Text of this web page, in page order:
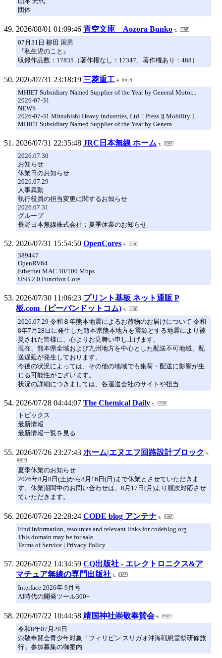
団体
2026/08/01 01:09:46 青空文庫 Aozora Bunko
07月31日 柳田 国男
『私生児のこと』
収録作品数：17835（著作権なし：17347、著作権あり：488）
2026/07/31 23:18:19 三菱重工
MHIET Subsidiary Named Supplier of the Year by General Motor...
2026-07-31
NEWS
2026-07-31 Mitsubishi Heavy Industries, Ltd. [ Press ][ Mobility ]
MHIET Subsidiary Named Supplier of the Year by Genera
2026/07/31 22:35:48 JRC日本無線 ホーム
2026.07.30
お知らせ
休業日のお知らせ
2026.07.29
人事異動
執行役員の担当変更に関するお知らせ
2026.07.31
グループ
長野日本無線株式会社：夏季休業のお知らせ
2026/07/31 15:54:50 OpenCores
389447
OpenRV64
Ethernet MAC 10/100 Mbps
USB 2.0 Function Core
2026/07/30 11:06:23 プリント基板 ネット通販 P
板.com（ピーバンドットコム)
2026.07.29 令和８年熊本地震によるお荷物のお届けについて 令和
8年7月28日に発生した熊本県熊本地方を震源とする地震により被
災された皆様に、心よりお見舞い申し上げます。
現在、熊本県全域および九州地方を中心とした配送不可地域、配
送遅延が発生しております。
今後の状況によっては、その他の地域でも集荷・配送に影響が生
じる可能性がございます。
状況の詳細につきましては、各運送会社のサイトや担当
2026/07/28 04:44:07 The Chemical Daily
トピックス
最新情報
最新情報一覧を見る
2026/07/26 23:27:43 ホーム|エヌエフ回路設計ブロック
夏季休業のお知らせ
2026年8月8日(土)から8月16日(日)まで休業とさせていただきま
す。休業期間中のお問い合わせは、8月17日(月)より順次対応させ
ていただきます。
2026/07/26 22:28:24 CODE blog アンテナ
Find information, resources and relevant links for codeblog.org.
This domain may be for sale.
Terms of Service | Privacy Policy
2026/07/22 14:34:59 CQ出版社 - エレクトロニクス&ア
マチュア無線の専門出版社
Interface 2026年 9月号
AI時代の開発ツール300+
2026/07/22 10:44:58 靖国神社崇敬奉賛会
令和8年07月20日
崇敬奉賛会青少年対象「フィリピン スリガオ沖海戦慰霊祭研修旅
行」参加募集の御案内